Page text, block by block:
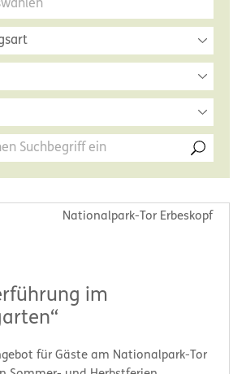
Nationalpark-Tor Erbeskopf
im
für Gäste am Nationalpark-Tor